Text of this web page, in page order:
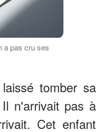
a pas cru ses
tomber sa
n'arrivait pas à
Cet enfant